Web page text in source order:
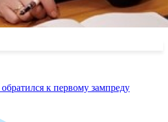
к первому зампреду